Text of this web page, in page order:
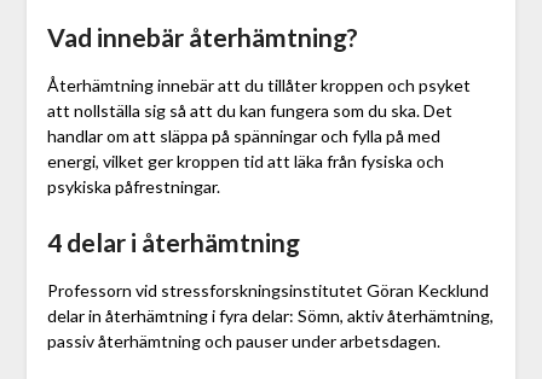
Vad innebär återhämtning?
Återhämtning innebär att du tillåter kroppen och psyket
att nollställa sig så att du kan fungera som du ska. Det
handlar om att släppa på spänningar och fylla på med
energi, vilket ger kroppen tid att läka från fysiska och
psykiska påfrestningar.
4 delar i återhämtning
Professorn vid stressforskningsinstitutet Göran Kecklund
delar in återhämtning i fyra delar: Sömn, aktiv återhämtning,
passiv återhämtning och pauser under arbetsdagen.